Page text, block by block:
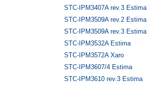
STC-IPM3407A rev.3 Estima
STC-IPM3509A rev.2 Estima
STC-IPM3509A rev.3 Estima
STC-IPM3532A Estima
STC-IPM3572A Xaro
STC-IPM3607/4 Estima
STC-IPM3610 rev.3 Estima